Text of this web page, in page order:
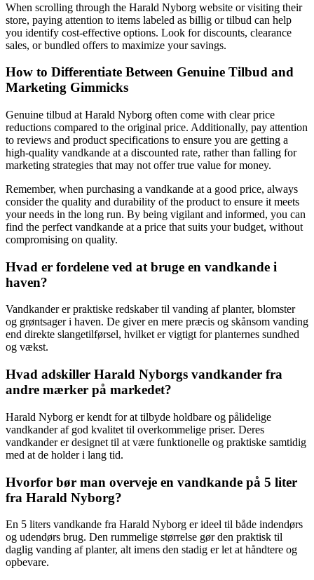
When scrolling through the Harald Nyborg website or visiting their
store, paying attention to items labeled as billig or tilbud can help
you identify cost-effective options. Look for discounts, clearance
sales, or bundled offers to maximize your savings.
How to Differentiate Between Genuine Tilbud and
Marketing Gimmicks
Genuine tilbud at Harald Nyborg often come with clear price
reductions compared to the original price. Additionally, pay attention
to reviews and product specifications to ensure you are getting a
high-quality vandkande at a discounted rate, rather than falling for
marketing strategies that may not offer true value for money.
Remember, when purchasing a vandkande at a good price, always
consider the quality and durability of the product to ensure it meets
your needs in the long run. By being vigilant and informed, you can
find the perfect vandkande at a price that suits your budget, without
compromising on quality.
Hvad er fordelene ved at bruge en vandkande i
haven?
Vandkander er praktiske redskaber til vanding af planter, blomster
og grøntsager i haven. De giver en mere præcis og skånsom vanding
end direkte slangetilførsel, hvilket er vigtigt for planternes sundhed
og vækst.
Hvad adskiller Harald Nyborgs vandkander fra
andre mærker på markedet?
Harald Nyborg er kendt for at tilbyde holdbare og pålidelige
vandkander af god kvalitet til overkommelige priser. Deres
vandkander er designet til at være funktionelle og praktiske samtidig
med at de holder i lang tid.
Hvorfor bør man overveje en vandkande på 5 liter
fra Harald Nyborg?
En 5 liters vandkande fra Harald Nyborg er ideel til både indendørs
og udendørs brug. Den rummelige størrelse gør den praktisk til
daglig vanding af planter, alt imens den stadig er let at håndtere og
opbevare.